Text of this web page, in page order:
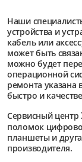
Наши
устройства и
кабель или
может быть
можно будет
операционной
ремонта
быстро и
Сервисный центр
поломок
планшеты и
производителя.